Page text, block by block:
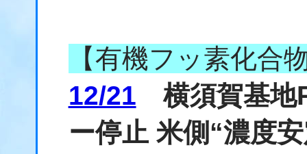
【有機フッ素化合
12/21 横須賀基地
ー停止 米側“濃度